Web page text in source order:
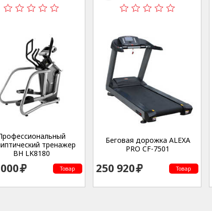
тренажер
BH LK8180
Товар
Беговая дорожка ALEXA
PRO CF-7501
250 920 Товар